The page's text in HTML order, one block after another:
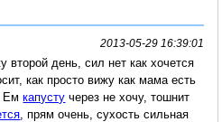
2013-05-29 16:39:01
день, сил нет как хочется
как просто вижу как мама есть
Емкапусту через не хочу, тошнит
, прям очень, сухость сильная